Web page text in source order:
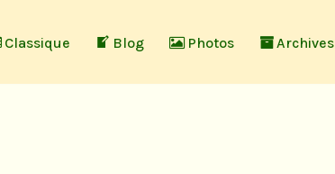
Classique Blog Photos Archives